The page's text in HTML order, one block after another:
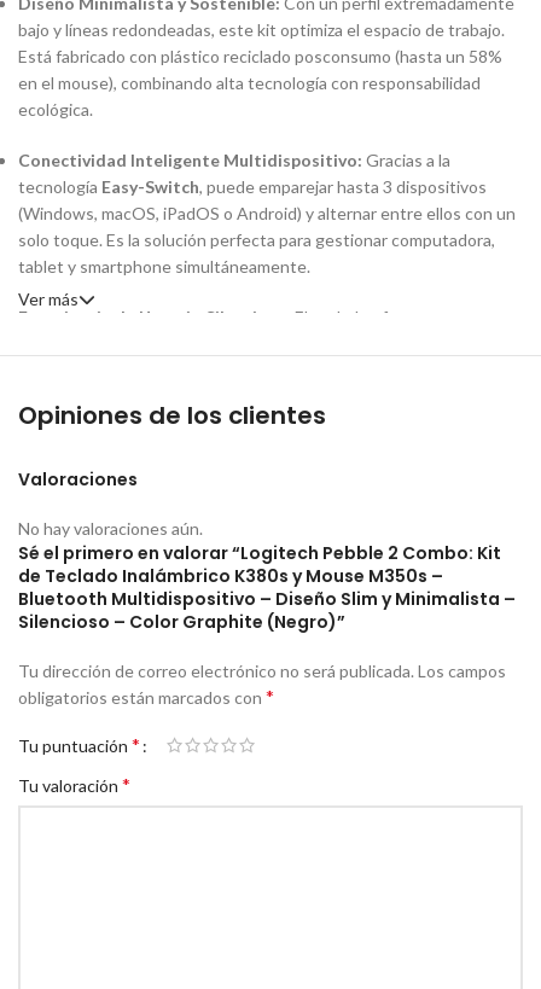
bajo y líneas redondeadas, este kit optimiza el espacio de trabajo.
Está fabricado con plástico reciclado posconsumo (hasta un 58%
en el mouse), combinando alta tecnología con responsabilidad
ecológica.
Conectividad Inteligente Multidispositivo: Gracias a la
tecnología Easy-Switch, puede emparejar hasta 3 dispositivos
(Windows, macOS, iPadOS o Android) y alternar entre ellos con un
solo toque. Es la solución perfecta para gestionar computadora,
tablet y smartphone simultáneamente.
Experiencia de Usuario Silenciosa:
El teclado ofrece una
bibliotecas.
Productividad Personalizada:
botón central del mouse, optimizando sus flujos de trabajo con
acciones personalizadas.
Autonomía de Larga Duración:Olvídese de las pilas por años. El
teclado K380s ofrece hasta36 mesesde vida útil, mientras que el
constante sin interrupciones.
Ver más
Opiniones de los clientes
Valoraciones
No hay valoraciones aún.
Sé el primero en valorar “Logitech Pebble 2 Combo: Kit
de Teclado Inalámbrico K380s y Mouse M350s –
Bluetooth Multidispositivo – Diseño Slim y Minimalista –
Silencioso – Color Graphite (Negro)”
Tu dirección de correo electrónico no será publicada. Los campos
obligatorios están marcados con *
Tu puntuación *
Tu valoración *